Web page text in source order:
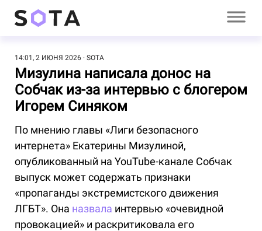
14:01, 2 ИЮНЯ 2026 SOTA
Мизулина написала донос на
Собчак из-за интервью с блогером
Игорем Синяком
По мнению главы «Лиги безопасного
интернета» Екатерины Мизулиной,
опубликованный на YouTube-канале Собчак
выпуск может содержать признаки
«пропаганды экстремистского движения
ЛГБТ». Она назвала интервью «очевидной
провокацией» и раскритиковала его